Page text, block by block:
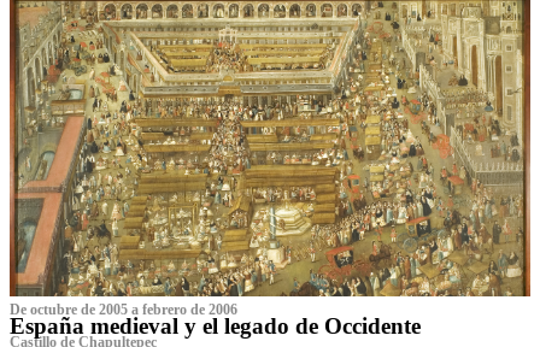
De octubre de 2005 a febrero de 2006
España medieval y el legado de Occidente
Castillo de Chapultepec